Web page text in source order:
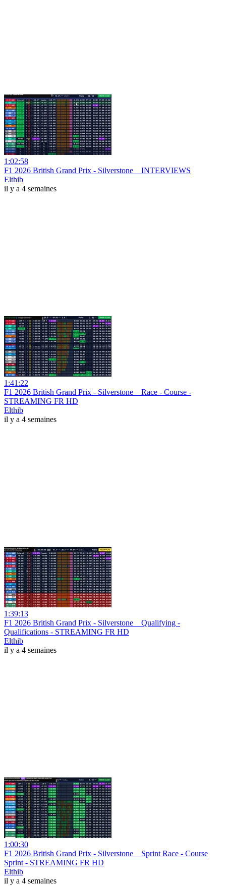
1:02:58
F1 2026 British Grand Prix - Silverstone _ INTERVIEWS
Elthib
il y a 4 semaines
1:41:22
F1 2026 British Grand Prix - Silverstone _ Race - Course -
STREAMING FR HD
Elthib
il y a 4 semaines
1:39:13
F1 2026 British Grand Prix - Silverstone _ Qualifying -
Qualifications - STREAMING FR HD
Elthib
il y a 4 semaines
1:00:30
F1 2026 British Grand Prix - Silverstone _ Sprint Race - Course
Sprint - STREAMING FR HD
Elthib
il y a 4 semaines